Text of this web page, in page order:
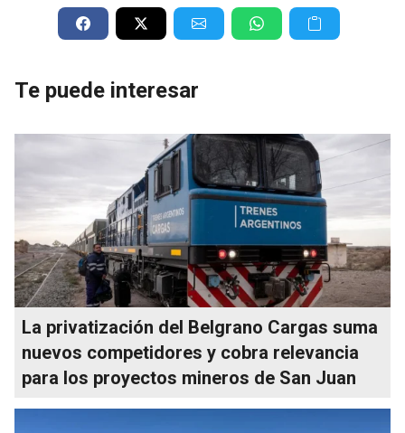
Te puede interesar
La privatización del Belgrano Cargas suma
nuevos competidores y cobra relevancia
para los proyectos mineros de San Juan